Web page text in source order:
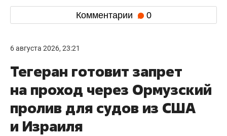
Комментарии 0
6 августа 2026, 23:21
Тегеран готовит запрет
на проход через Ормузский
пролив для судов из США
и Израиля